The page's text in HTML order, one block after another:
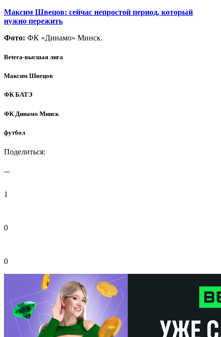
Максим Швецов: сейчас непростой период, который
нужно пережить
Фото: ФК «Динамо» Минск.
Betera-высшая лига
Максим Швецов
ФК БАТЭ
ФК Динамо Минск
футбол
Поделиться:
1
0
0